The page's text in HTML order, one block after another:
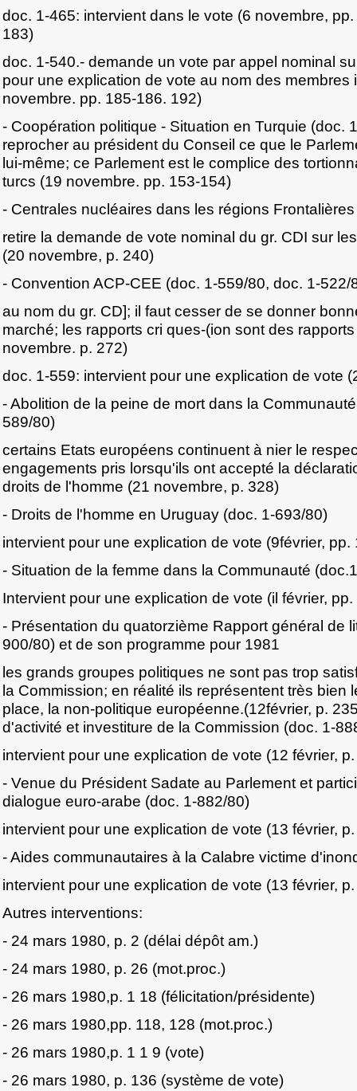
doc. 1-465: intervient dans le vote (6 novembre,
183)
doc. 1-540.- demande un vote par appel nominal
pour une explication de vote au nom des membres
novembre. pp. 185-186. 192)
- Coopération politique - Situation en Turquie (doc.
reprocher au président du Conseil ce que le
lui-même; ce Parlement est le complice des
turcs (19 novembre. pp. 153-154)
- Centrales nucléaires dans les régions
retire la demande de vote nominal du gr. CDI sur
(20 novembre, p. 240)
- Convention ACP-CEE (doc. 1-559/80, doc. 1-522/
au nom du gr. CD]; il faut cesser de se donner
marché; les rapports cri ques-(ion sont des
novembre. p. 272)
doc. 1-559: intervient pour une explication de vote
- Abolition de la peine de mort dans la
589/80)
certains Etats européens continuent à nier le
engagements pris lorsqu'ils ont accepté la
droits de l'homme (21 novembre, p. 328)
- Droits de l'homme en Uruguay (doc. 1-693/80)
intervient pour une explication de vote (9février, pp.
- Situation de la femme dans la Communauté
Intervient pour une explication de vote (il février,
- Présentation du quatorzième Rapport général de
900/80) et de son programme pour 1981
les grands groupes politiques ne sont pas trop
la Commission; en réalité ils représentent très bien
place, la non-politique européenne.(12février, p.
d'activité et investiture de la Commission (doc. 1-
intervient pour une explication de vote (12 février,
- Venue du Président Sadate au Parlement et
dialogue euro-arabe (doc. 1-882/80)
intervient pour une explication de vote (13 février,
- Aides communautaires à la Calabre victime
intervient pour une explication de vote (13 février,
Autres interventions:
- 24 mars 1980, p. 2 (délai dépôt am.)
- 24 mars 1980, p. 26 (mot.proc.)
- 26 mars 1980,p. 1 18 (félicitation/présidente)
- 26 mars 1980,pp. 118, 128 (mot.proc.)
- 26 mars 1980,p. 1 1 9 (vote)
- 26 mars 1980, p. 136 (système de vote)